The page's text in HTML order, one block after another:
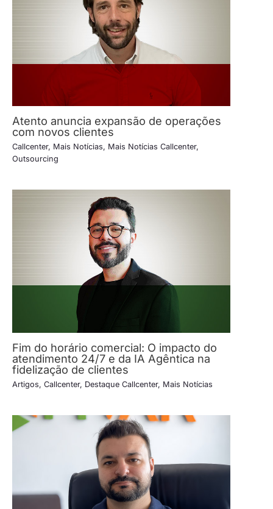
Atento anuncia expansão de operações
com novos clientes
Callcenter, Mais Notícias, Mais Notícias Callcenter,
Outsourcing
Fim do horário comercial: O impacto do
atendimento 24/7 e da IA Agêntica na
fidelização de clientes
Artigos, Callcenter, Destaque Callcenter, Mais Notícias